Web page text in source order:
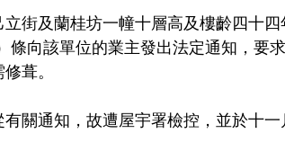
街及蘭桂坊一幢十層高及樓齡四十
條向該單位的業主發出法定通知，要
葺。
關通知，故遭屋宇署檢控，並於十一